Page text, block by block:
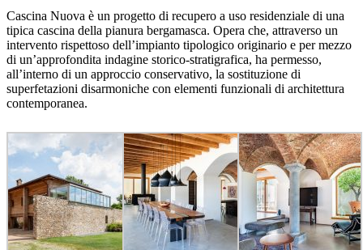
Cascina Nuova è un progetto di recupero a uso residenziale di una
tipica cascina della pianura bergamasca. Opera che, attraverso un
intervento rispettoso dell’impianto tipologico originario e per mezzo
di un’approfondita indagine storico-stratigrafica, ha permesso,
all’interno di un approccio conservativo, la sostituzione di
superfetazioni disarmoniche con elementi funzionali di architettura
contemporanea.